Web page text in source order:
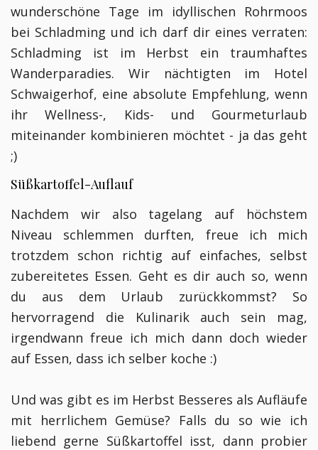
wunderschöne Tage im idyllischen Rohrmoos
bei Schladming und ich darf dir eines verraten:
Schladming ist im Herbst ein traumhaftes
Wanderparadies. Wir nächtigten im Hotel
Schwaigerhof, eine absolute Empfehlung, wenn
ihr Wellness-, Kids- und Gourmeturlaub
miteinander kombinieren möchtet - ja das geht
;)
Süßkartoffel-Auflauf
Nachdem wir also tagelang auf höchstem
Niveau schlemmen durften, freue ich mich
trotzdem schon richtig auf einfaches, selbst
zubereitetes Essen. Geht es dir auch so, wenn
du aus dem Urlaub zurückkommst? So
hervorragend die Kulinarik auch sein mag,
irgendwann freue ich mich dann doch wieder
auf Essen, dass ich selber koche :)
Und was gibt es im Herbst Besseres als Aufläufe
mit herrlichem Gemüse? Falls du so wie ich
liebend gerne Süßkartoffel isst, dann probier